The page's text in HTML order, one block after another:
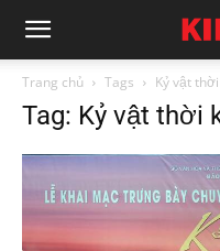
Trang chủ Tags Kỷ vật
Tag: Kỷ vật thời